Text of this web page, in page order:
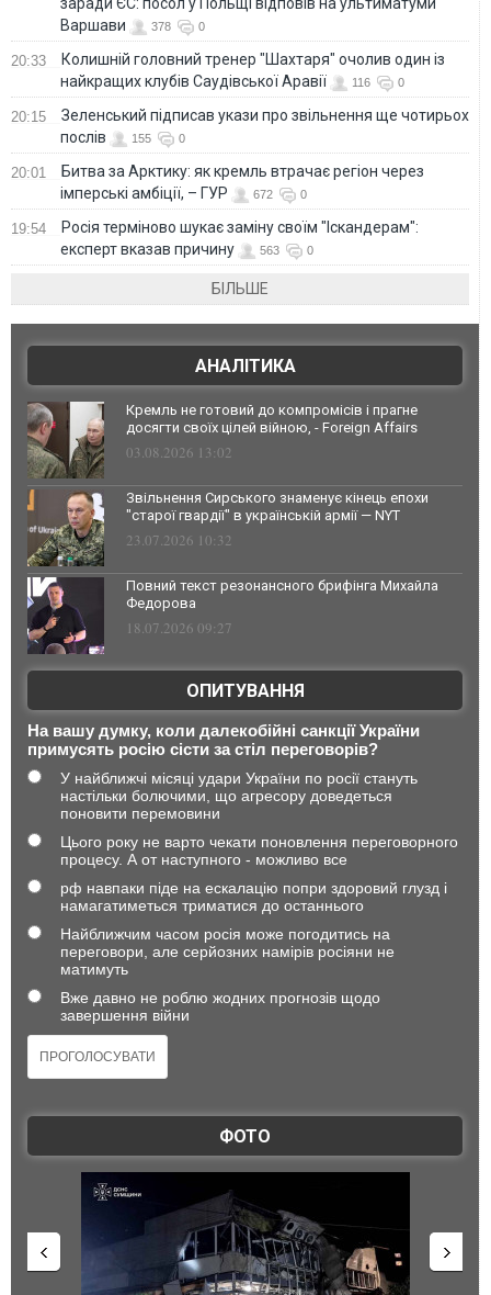
Варшави
378 0
20:33
Колишній головний тренер "Шахтаря" очолив один із
найкращих клубів Саудівської Аравії
116 0
20:15
Зеленський підписав укази про звільнення ще чотирьох
послів
155 0
20:01
Битва за Арктику: як кремль втрачає регіон через
імперські амбіції, – ГУР
672 0
19:54
Росія терміново шукає заміну своїм "Іскандерам":
експерт вказав причину
563 0
БІЛЬШЕ
АНАЛІТИКА
Кремль не готовий до компромісів і прагне
досягти своїх цілей війною, - Foreign Affairs
03.08.2026 13:02
Звільнення Сирського знаменує кінець епохи
"старої гвардії" в українській армії — NYT
23.07.2026 10:32
Повний текст резонансного брифінга Михайла
Федорова
18.07.2026 09:27
ОПИТУВАННЯ
На вашу думку, коли далекобійні санкції України
примусять росію сісти за стіл переговорів?
У найближчі місяці удари України по росії стануть
настільки болючими, що агресору доведеться
поновити перемовини
Цього року не варто чекати поновлення переговорного
процесу. А от наступного - можливо все
рф навпаки піде на ескалацію попри здоровий глузд і
намагатиметься триматися до останнього
Найближчим часом росія може погодитись на
переговори, але серйозних намірів росіяни не
матимуть
Вже давно не роблю жодних прогнозів щодо
завершення війни
ФОТО